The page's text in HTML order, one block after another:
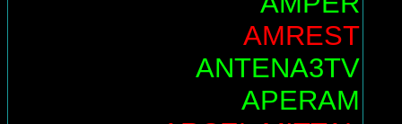
AMREST
ANTENA3TV
APERAM